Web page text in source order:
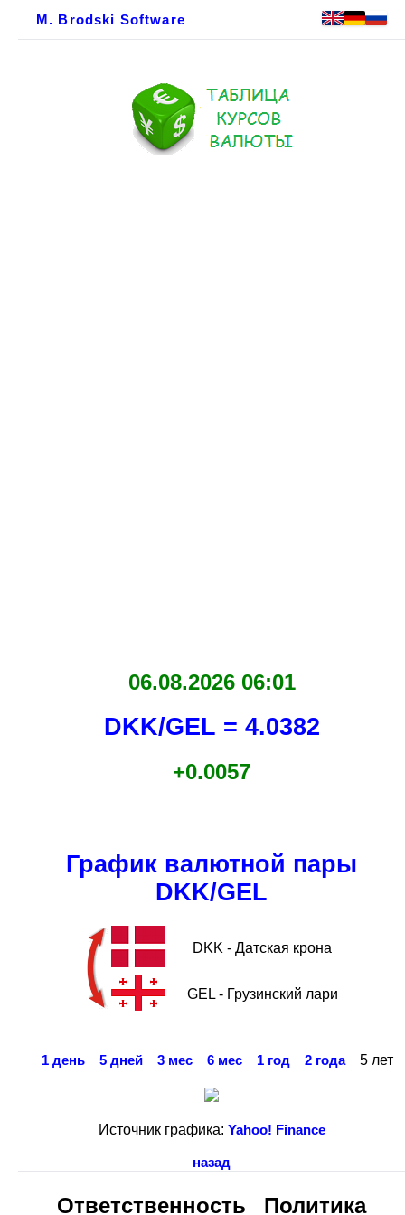
M. Brodski Software
06.08.2026 06:01
DKK/GEL = 4.0382
+0.0057
График валютной пары
DKK/GEL
DKK - Датская крона
GEL - Грузинский лари
1 день 5 дней 3 мес 6 мес 1 год 2 года 5 лет
Источник графика: Yahoo! Finance
назад
Ответственность Политика